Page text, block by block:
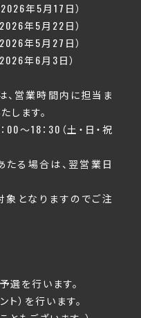
年5月17日）
年5月22日）
年5月27日）
年6月3日）
営業時間内に担当ま
します。
～18：30（土・日・祝
る場合は、翌営業日
となりますのでご注
選を行います。
）を行います。